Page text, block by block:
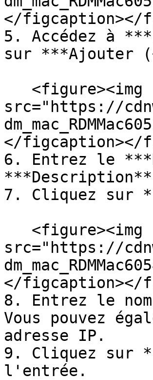
</figcaption></
5. Accédez à
sur ***Ajouter
src="https://
</figcaption></
6. Entrez le
7. Cliquez sur
src="https://
</figcaption></
8. Entrez le
Vous pouvez
adresse IP.
9. Cliquez sur
l'entrée.